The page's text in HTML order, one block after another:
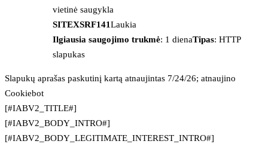
vietinė saugykla
SITEXSRF141Laukia
Ilgiausia saugojimo trukmė: 1 dienaTipas: HTTP
slapukas
Slapukų aprašas paskutinį kartą atnaujintas 7/24/26; atnaujino
Cookiebot
[#IABV2_TITLE#]
[#IABV2_BODY_INTRO#]
[#IABV2_BODY_LEGITIMATE_INTEREST_INTRO#]